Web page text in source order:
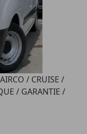
/ CRUISE /
/ GARANTIE /